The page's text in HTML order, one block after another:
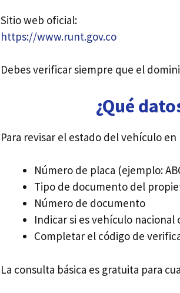
Sitio web oficial:
https://www.runt.gov.co
Debes verificar siempre que el
¿Qué
Para revisar el estado del vehículo
Número de placa (ejemplo:
Tipo de documento del
Número de documento
Indicar si es vehículo nacional
Completar el código de
La consulta básica es gratuita para